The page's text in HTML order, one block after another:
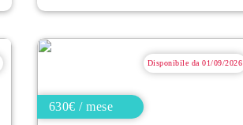
Disponibile da 01/09/2026
630€ / mese